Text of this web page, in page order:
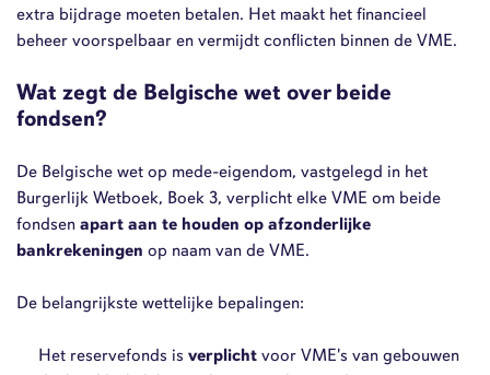
extra bijdrage moeten betalen. Het maakt het financieel
beheer voorspelbaar en vermijdt conflicten binnen de VME.
Wat zegt de Belgische wet over beide
fondsen?
De Belgische wet op mede-eigendom, vastgelegd in het
Burgerlijk Wetboek, Boek 3, verplicht elke VME om beide
fondsen apart aan te houden op afzonderlijke
bankrekeningen op naam van de VME.
De belangrijkste wettelijke bepalingen:
Het reservefonds is verplicht voor VME's van gebouwen